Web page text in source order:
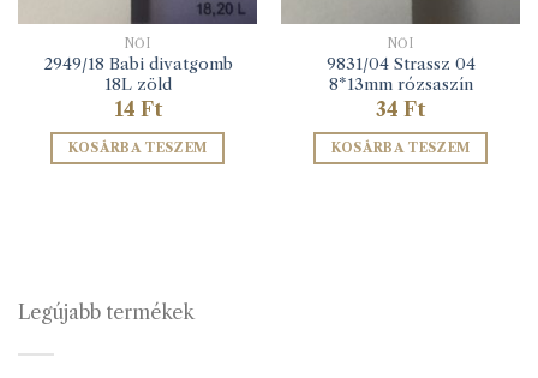
NŐI
2949/18 Babi divatgomb
18L zöld
14 Ft
KOSÁRBA TESZEM
NŐI
9831/04 Strassz 04
8*13mm rózsaszín
34 Ft
KOSÁRBA TESZEM
Legújabb termékek